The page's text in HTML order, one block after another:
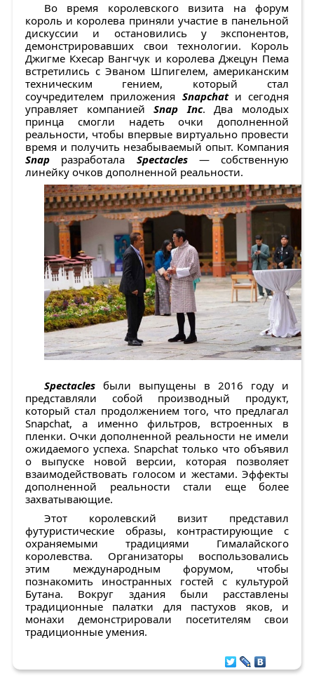
Во время королевского визита на форум
король и королева приняли участие в панельной
дискуссии и остановились у экспонентов,
демонстрировавших свои технологии. Король
Джигме Кхесар Вангчук и королева Джецун Пема
встретились с Эваном Шпигелем, американским
техническим гением, который стал
соучредителем приложения Snapchatи сегодня
управляет компаниейSnap Inc. Два молодых
принца смогли надеть очки дополненной
реальности, чтобы впервые виртуально провести
время и получить незабываемый опыт. Компания
Snap разработала Spectacles— собственную
линейку очков дополненной реальности.
Spectacles были выпущены в 2016 году и
представляли собой производный продукт,
который стал продолжением того, что предлагал
Snapchat, а именно фильтров, встроенных в
пленки. Очки дополненной реальности не имели
ожидаемого успеха. Snapchat только что объявил
о выпуске новой версии, которая позволяет
взаимодействовать голосом и жестами. Эффекты
дополненной реальности стали еще более
захватывающие.
Этот королевский визит представил
футуристические образы, контрастирующие с
охраняемыми традициями Гималайского
королевства. Организаторы воспользовались
этим международным форумом, чтобы
познакомить иностранных гостей с культурой
Бутана. Вокруг здания были расставлены
традиционные палатки для пастухов яков, и
монахи демонстрировали посетителям свои
традиционные умения.